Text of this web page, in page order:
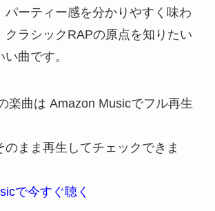
パーティー感を分かりやすく味わ
クラシックRAPの原点を知りたい
曲です。
楽曲は Amazon Musicでフル再生
のまま再生してチェックできま
で今すぐ聴く